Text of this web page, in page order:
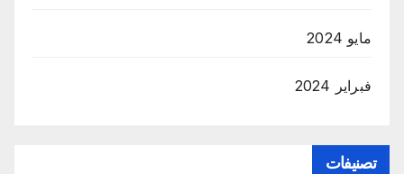
مايو 2024
فبراير 2024
تصنيفات